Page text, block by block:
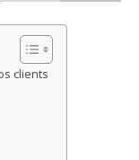
clients